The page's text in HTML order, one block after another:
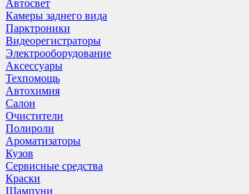
Автосвет
Камеры заднего вида
Парктроники
Видеорегистраторы
Электрооборудование
Аксессуары
Техпомощь
Автохимия
Салон
Очистители
Полироли
Ароматизаторы
Кузов
Сервисные средства
Краски
Шампуни